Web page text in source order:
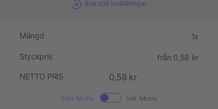
Återställ inställningar
Mängd 1x
Styckpris
från 0,58 kr
NETTO PRIS
0,58 kr
Exkl. Moms. Inkl. Moms